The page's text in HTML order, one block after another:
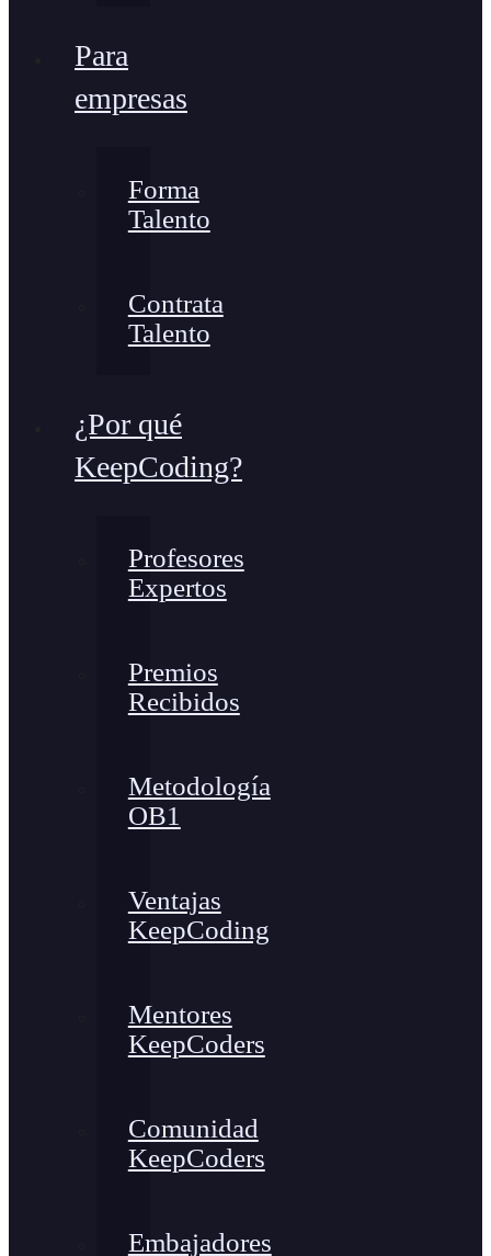
Para
empresas
Forma
Talento
Contrata
Talento
¿Por qué
KeepCoding?
Profesores
Expertos
Premios
Recibidos
Metodología
OB1
Ventajas
KeepCoding
Mentores
KeepCoders
Comunidad
KeepCoders
Embajadores